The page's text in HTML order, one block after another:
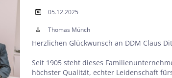
05.12.2025
Thomas Münch
Herzlichen Glückwunsch an DDM Claus
Seit 1905 steht dieses
höchster Qualität, echter Leidenschaft